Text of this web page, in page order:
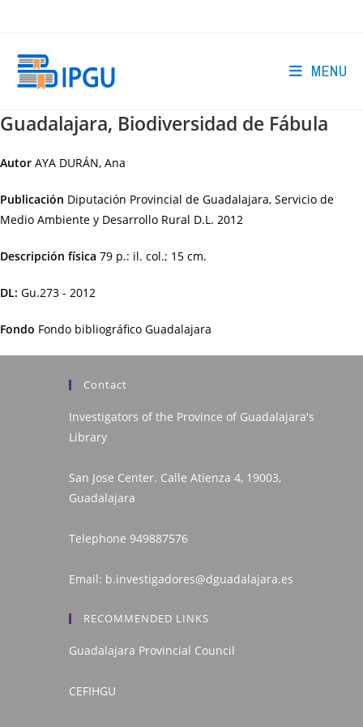
MENU
Guadalajara, Biodiversidad de Fábula
Autor AYA DURÁN, Ana
Publicación Diputación Provincial de Guadalajara, Servicio de
Medio Ambiente y Desarrollo Rural D.L. 2012
Descripción física 79 p.: il. col.; 15 cm.
DL: Gu.273 - 2012
Fondo Fondo bibliográfico Guadalajara
Contact
Investigators of the Province of Guadalajara's
Library
San Jose Center. Calle Atienza 4, 19003,
Guadalajara
Telephone 949887576
Email: b.investigadores@dguadalajara.es
RECOMMENDED LINKS
Guadalajara Provincial Council
CEFIHGU